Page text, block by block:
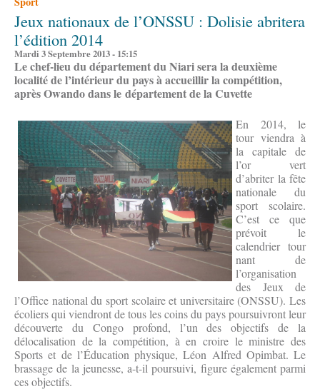
Jeux nationaux de l’ONSSU : Dolisie abritera
l’édition 2014
Mardi 3 Septembre 2013 - 15:15
Le chef-lieu du département du Niari sera la deuxième
localité de l’intérieur du pays à accueillir la compétition,
après Owando dans le département de la Cuvette
En 2014, le
tour viendra à
la capitale de
l’or vert
d’abriter la fête
nationale du
sport scolaire.
C’est ce que
prévoit le
calendrier tour
nant de
l’organisation
des Jeux de
l’Office national du sport scolaire et universitaire (ONSSU). Les
écoliers qui viendront de tous les coins du pays poursuivront leur
découverte du Congo profond, l’un des objectifs de la
délocalisation de la compétition, à en croire le ministre des
Sports et de l’Éducation physique, Léon Alfred Opimbat. Le
brassage de la jeunesse, a-t-il poursuivi, figure également parmi
ces objectifs.